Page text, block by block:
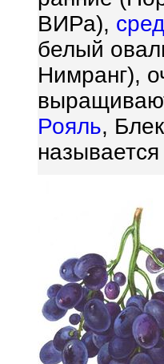
ВИРа),
белый
Нимранг),
Рояль,
называется